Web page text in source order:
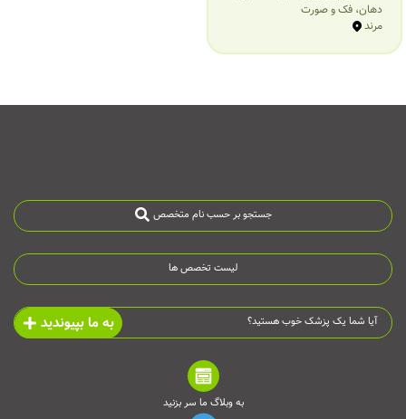
دهان، فک و صورت
مرند
جستجو بر حسب نام متخصص
لیست تخصص ها
آیا شما یک پزشک خوب هستید؟ به ما بپیوندید
به وبلاگ ما سر بزنید